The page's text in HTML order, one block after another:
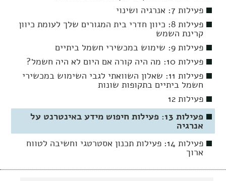
פעילות 7: אנרגיה ושינוי
פעילות 8: כיוון חדרי בית המגורים שלך לעומת כיוון
קרינת השמש
פעילות 9: שימוש במכשירי חשמל ביתיים
פעילות 10: מה היה קורה אם היום לא היה חשמל?
פעילות 11: שאלון השוואתי לגבי השימוש במכשירי
חשמל ביתיים בתקופות שונות
פעילות 12
פעילות 13: פעילות חיפוש מידע באינטרנט על
אנרגיה
פעילות 14: פעילות תכנון אסטרטגי וחשיבה לטווח
ארוך